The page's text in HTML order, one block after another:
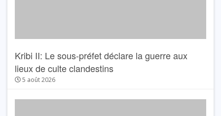
Kribi II: Le sous-préfet déclare la guerre aux
lieux de culte clandestins
5 août 2026